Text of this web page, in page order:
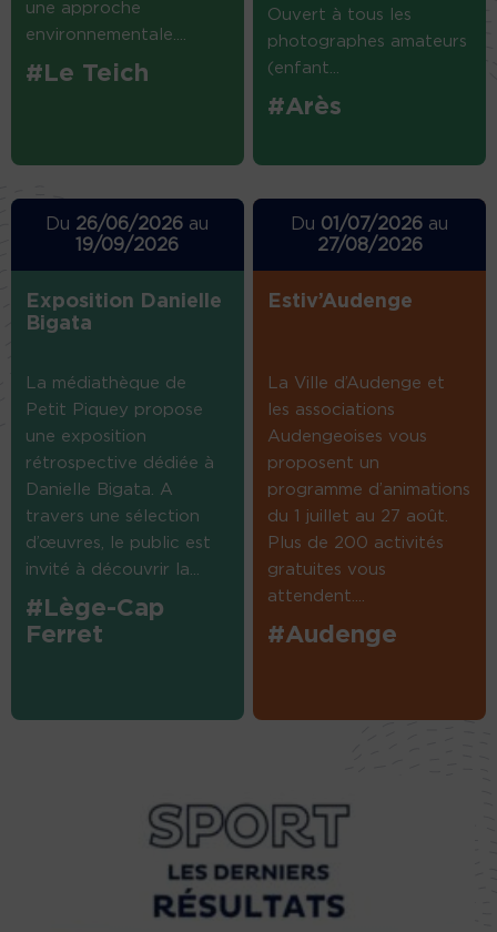
une approche
environnementale....
#Le Teich
Ouvert à tous les
photographes amateurs
(enfant...
#Arès
Du 26/06/2026 au
19/09/2026
Exposition Danielle
Bigata
La médiathèque de
Petit Piquey propose
une exposition
rétrospective dédiée à
Danielle Bigata. A
travers une sélection
d’œuvres, le public est
invité à découvrir la...
#Lège-Cap
Ferret
Du 01/07/2026 au
27/08/2026
Estiv’Audenge
La Ville d’Audenge et
les associations
Audengeoises vous
proposent un
programme d’animations
du 1 juillet au 27 août.
Plus de 200 activités
gratuites vous
attendent....
#Audenge